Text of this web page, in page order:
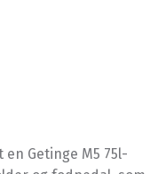
Getinge M5 75l-